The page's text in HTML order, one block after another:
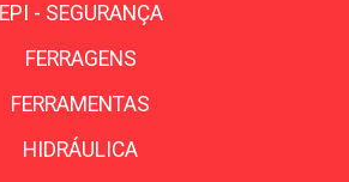
EPI - SEGURANÇA
FERRAGENS
FERRAMENTAS
HIDRÁULICA